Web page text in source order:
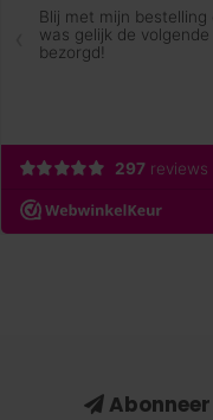
Abonneer